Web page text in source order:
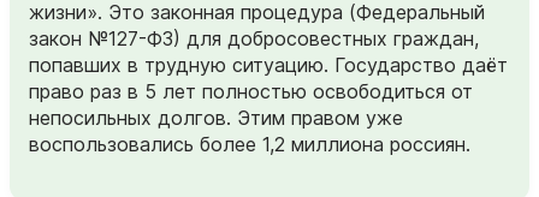
жизни». Это законная процедура (Федеральный
закон №127-ФЗ) для добросовестных граждан,
попавших в трудную ситуацию. Государство даёт
право раз в 5 лет полностью освободиться от
непосильных долгов. Этим правом уже
воспользовались более 1,2 миллиона россиян.